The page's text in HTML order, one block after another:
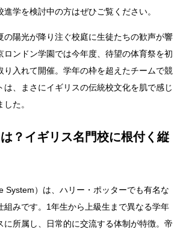
学を検討中の方はぜひご覧ください。
の陽光が降り注ぐ校庭に生徒たちの歓声が響
ロンドン学園では今年度、待望の体育祭を初
り入れて開催。学年の枠を超えたチームで競
は、まさにイギリスの伝統校文化を肌で感じ
た。
？イギリス名門校に根付く縦
System）は、ハリー・ポッターでも有名な
組みです。1年生から上級生まで異なる学年
に所属し、日常的に交流する体制が特徴。帝